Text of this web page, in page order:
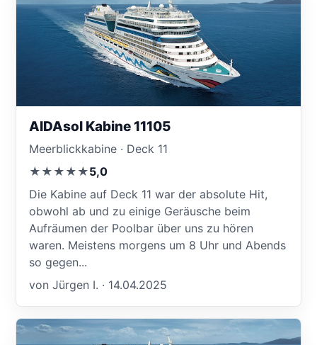
AIDAsol Kabine 11105
Meerblickkabine · Deck 11
★★★★★5,0
Die Kabine auf Deck 11 war der absolute Hit,
obwohl ab und zu einige Geräusche beim
Aufräumen der Poolbar über uns zu hören
waren. Meistens morgens um 8 Uhr und Abends
so gegen...
von Jürgen I. · 14.04.2025